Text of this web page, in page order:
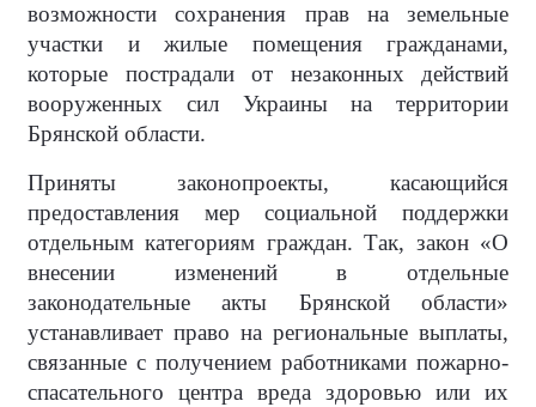
возможности сохранения прав на земельные
участки и жилые помещения гражданами,
которые пострадали от незаконных действий
вооруженных сил Украины на территории
Брянской области.
Приняты законопроекты, касающийся
предоставления мер социальной поддержки
отдельным категориям граждан. Так, закон «О
внесении изменений в отдельные
законодательные акты Брянской области»
устанавливает право на региональные выплаты,
связанные с получением работниками пожарно-
спасательного центра вреда здоровью или их